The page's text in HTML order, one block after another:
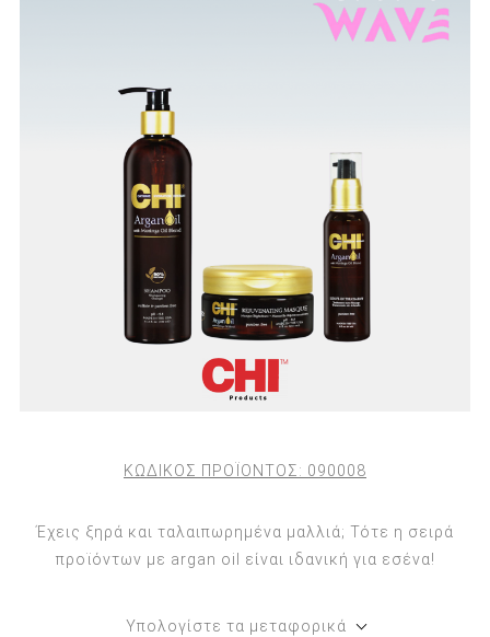
ΚΩΔΙΚΟΣ ΠΡΟΪΟΝΤΟΣ: 090008
Έχεις ξηρά και ταλαιπωρημένα μαλλιά; Τότε η σειρά
προϊόντων με argan oil είναι ιδανική για εσένα!
Υπολογίστε τα μεταφορικά